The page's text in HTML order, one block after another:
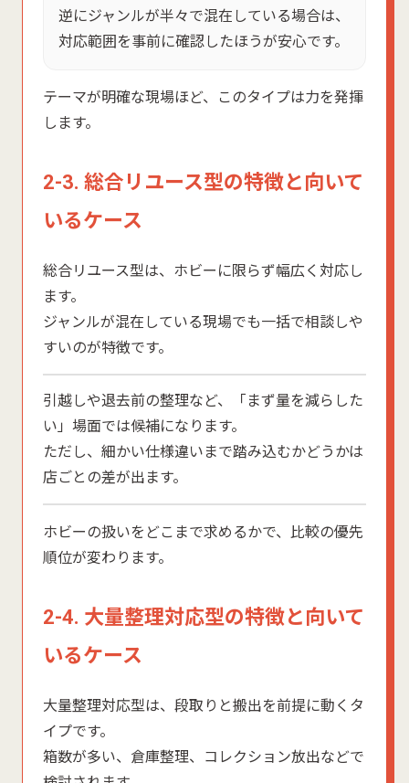
逆にジャンルが半々で混在している場合は、
対応範囲を事前に確認したほうが安心です。
テーマが明確な現場ほど、このタイプは力を発揮
します。
2-3. 総合リユース型の特徴と向いて
いるケース
総合リユース型は、ホビーに限らず幅広く対応し
ます。
ジャンルが混在している現場でも一括で相談しや
すいのが特徴です。
引越しや退去前の整理など、「まず量を減らした
い」場面では候補になります。
ただし、細かい仕様違いまで踏み込むかどうかは
店ごとの差が出ます。
ホビーの扱いをどこまで求めるかで、比較の優先
順位が変わります。
2-4. 大量整理対応型の特徴と向いて
いるケース
大量整理対応型は、段取りと搬出を前提に動くタ
イプです。
箱数が多い、倉庫整理、コレクション放出などで